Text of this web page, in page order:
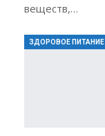
веществ,…
ЗДОРОВОЕ ПИТАНИЕ